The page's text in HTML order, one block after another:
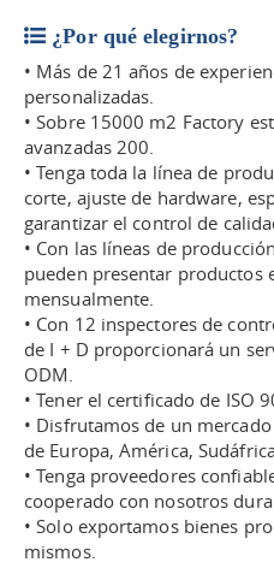
¿Por qué elegirnos?
• Más de 21 años de
personalizadas.
• Sobre 15000 m2 Factory
avanzadas 200.
• Tenga toda la línea de
corte, ajuste de hardware,
garantizar el control de
• Con las líneas de
pueden presentar productos
mensualmente.
• Con 12 inspectores de
de I + D proporcionará un
ODM.
• Tener el certificado de ISO
• Disfrutamos de un
de Europa, América,
• Tenga proveedores
cooperado con nosotros
• Solo exportamos bienes
mismos.